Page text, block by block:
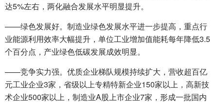
达5%左右，两化融合发展水平明显提升。
——绿色发展好。制造业绿色发展水平进一步提高，重点行
业能源利用效率大幅提升，单位工业增加值能耗每年降低3.5
个百分点，产业绿色低碳发展成效明显。
——竞争实力强。优质企业梯队规模持续扩大，营收超百亿
元工业企业3家，省级以上专精特新企业150家以上，高新技
术企业500家以上，制造业A股上市企业7家，形成一批国内